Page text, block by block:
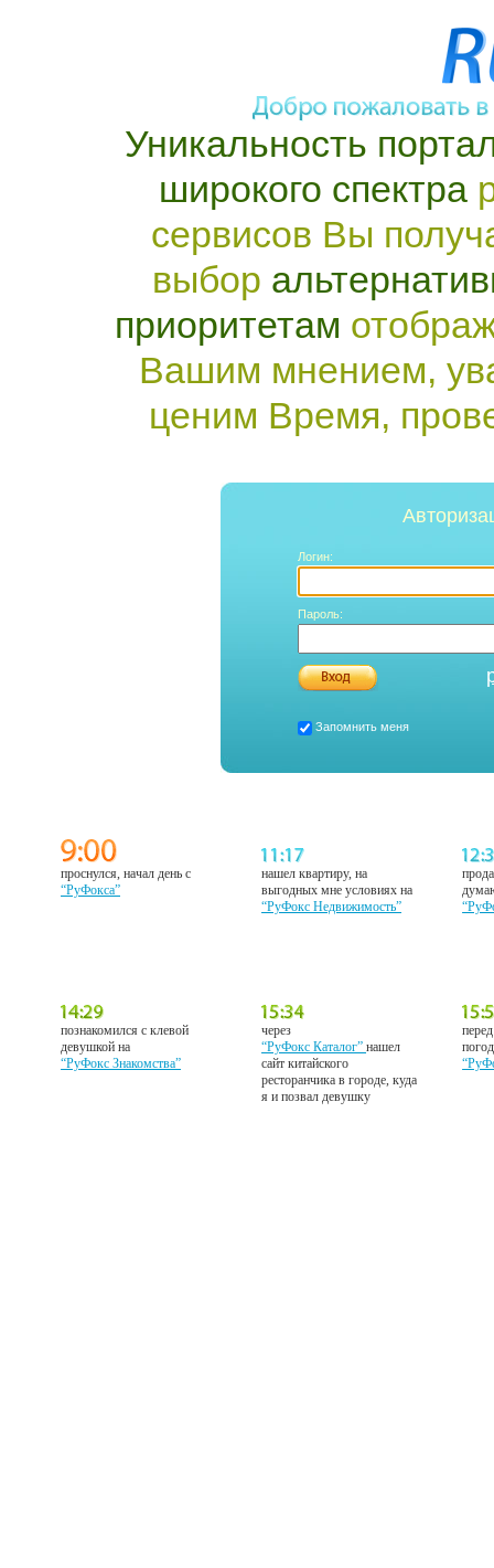
Уникальность
широкого спектра
сервисов Вы
выбор
приоритетам
Вашим мнением,
ценим Время,
Логин:
Пароль:
Запомнить меня
проснулся, начал день с
“РуФокса”
нашел квартиру, на
выгодных мне условиях на
“РуФокс Недвижимость”
познакомился с клевой
девушкой на
“РуФокс Знакомства”
через
“РуФокс Каталог”нашел
сайт китайского
ресторанчика в городе, куда
я и позвал девушку